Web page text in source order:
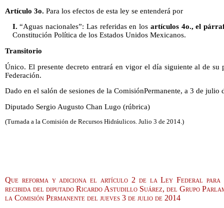
Artículo 3o. Para los efectos de esta ley se entenderá por
I. “Aguas nacionales”: Las referidas en los artículos 4o., el
Constitución Política de los Estados Unidos Mexicanos.
Transitorio
Único. El presente decreto entrará en vigor el día siguiente al de
Federación.
Dado en el salón de sesiones de la ComisiónPermanente, a 3 de julio
Diputado Sergio Augusto Chan Lugo (rúbrica)
(Turnada a la Comisión de Recursos Hidráulicos. Julio 3 de 2014.)
Que reforma y adiciona el artículo 2 de la Ley Federal
recibida del diputado Ricardo Astudillo Suárez, del Grupo
la Comisión Permanente del jueves 3 de julio de 2014